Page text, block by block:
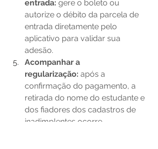
entrada: gere o boleto ou
autorize o débito da parcela de
entrada diretamente pelo
aplicativo para validar sua
adesão.
Acompanhar a
regularização: após a
confirmação do pagamento, a
retirada do nome do estudante e
dos fiadores dos cadastros de
inadimplentes ocorre